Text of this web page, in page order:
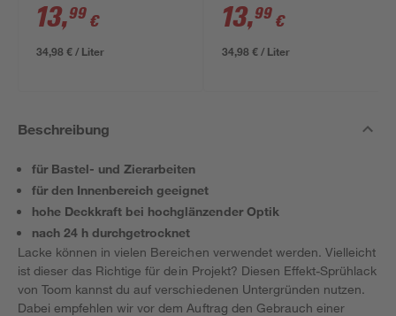
glänzend 400 ml
13,99 €
34,98 € / Liter
glänzend 400 ml
13,99 €
34,98 € / Liter
Beschreibung
für Bastel- und Zierarbeiten
für den Innenbereich geeignet
hohe Deckkraft bei hochglänzender Optik
nach 24 h durchgetrocknet
Lacke können in vielen Bereichen verwendet werden. Vielleicht
ist dieser das Richtige für dein Projekt? Diesen Effekt-Sprühlack
von Toom kannst du auf verschiedenen Untergründen nutzen.
Dabei empfehlen wir vor dem Auftrag den Gebrauch einer